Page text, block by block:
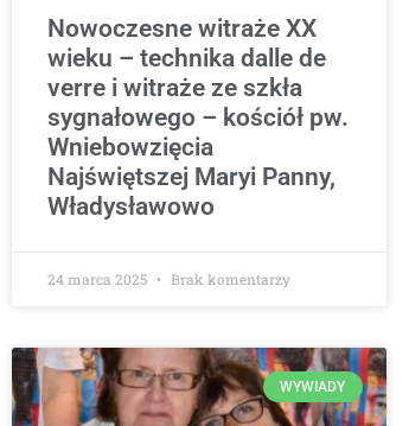
Nowoczesne witraże XX
wieku – technika dalle de
verre i witraże ze szkła
sygnałowego – kościół pw.
Wniebowzięcia
Najświętszej Maryi Panny,
Władysławowo
24 marca 2025 Brak komentarzy
WYWIADY